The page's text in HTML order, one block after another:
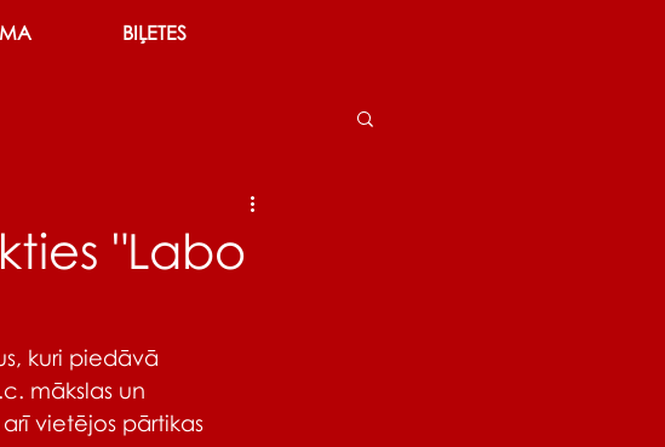
BIĻETES
"Labo
kuri piedāvā
mākslas un
vietējos pārtikas